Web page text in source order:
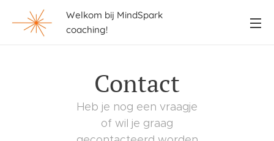
Welkom bij MindSpark
coaching!
Contact
Heb je nog een vraagje
of wil je graag